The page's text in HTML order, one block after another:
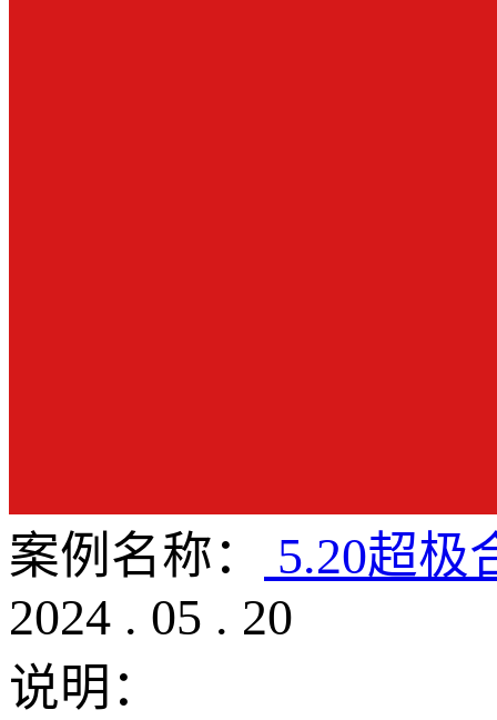
案例名称：
5.20超极
2024 . 05 . 20
说明：